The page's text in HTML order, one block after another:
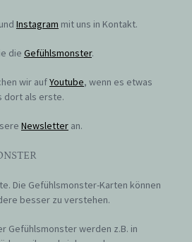
Instagram mit uns in Kontakt.
die Gefühlsmonster.
wir aufYoutube, wenn es etwas
dort als erste.
Newsletteran.
Die Gefühlsmonster-Karten können
besser zu verstehen.
Gefühlsmonster werden z.B. in